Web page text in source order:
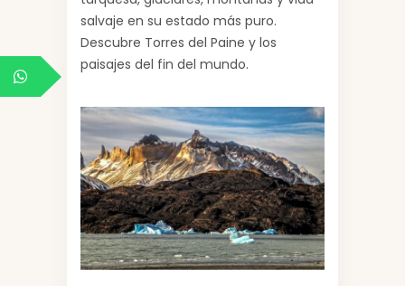
salvaje en su estado más puro.
Descubre Torres del Paine y los
paisajes del fin del mundo.